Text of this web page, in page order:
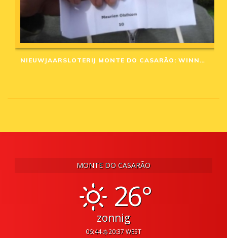
NIEUWJAARSLOTERIJ MONTE DO CASARÃO: WINNAARS VAN 2020
MONTE DO CASARÃO
26°
zonnig
06:44 20:37 WEST